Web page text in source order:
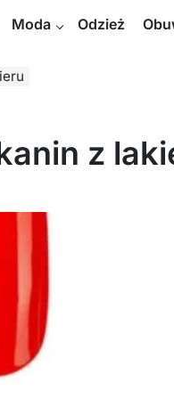
Moda Odzież
z